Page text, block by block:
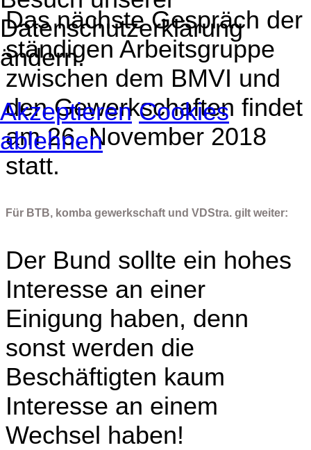
Das nächste Gespräch der
ständigen Arbeitsgruppe
zwischen dem BMVI und
den Gewerkschaften findet
am 26. November 2018
statt.
Für BTB, komba gewerkschaft und VDStra. gilt weiter:
Der Bund sollte ein hohes
Interesse an einer
Einigung haben, denn
sonst werden die
Beschäftigten kaum
Interesse an einem
Wechsel haben!
Datenschutzerklärung
ändern.
Akzeptieren Cookies
ablehnen